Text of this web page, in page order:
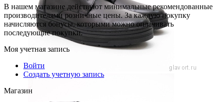
В нашем магазине действуют минимальные рекомендованные
производителями розничные цены. За каждую покупку
начисляются бонусы, которыми можно оплачивать
последующие покупки.
Моя учетная запись
Войти
Создать учетную запись
Магазин